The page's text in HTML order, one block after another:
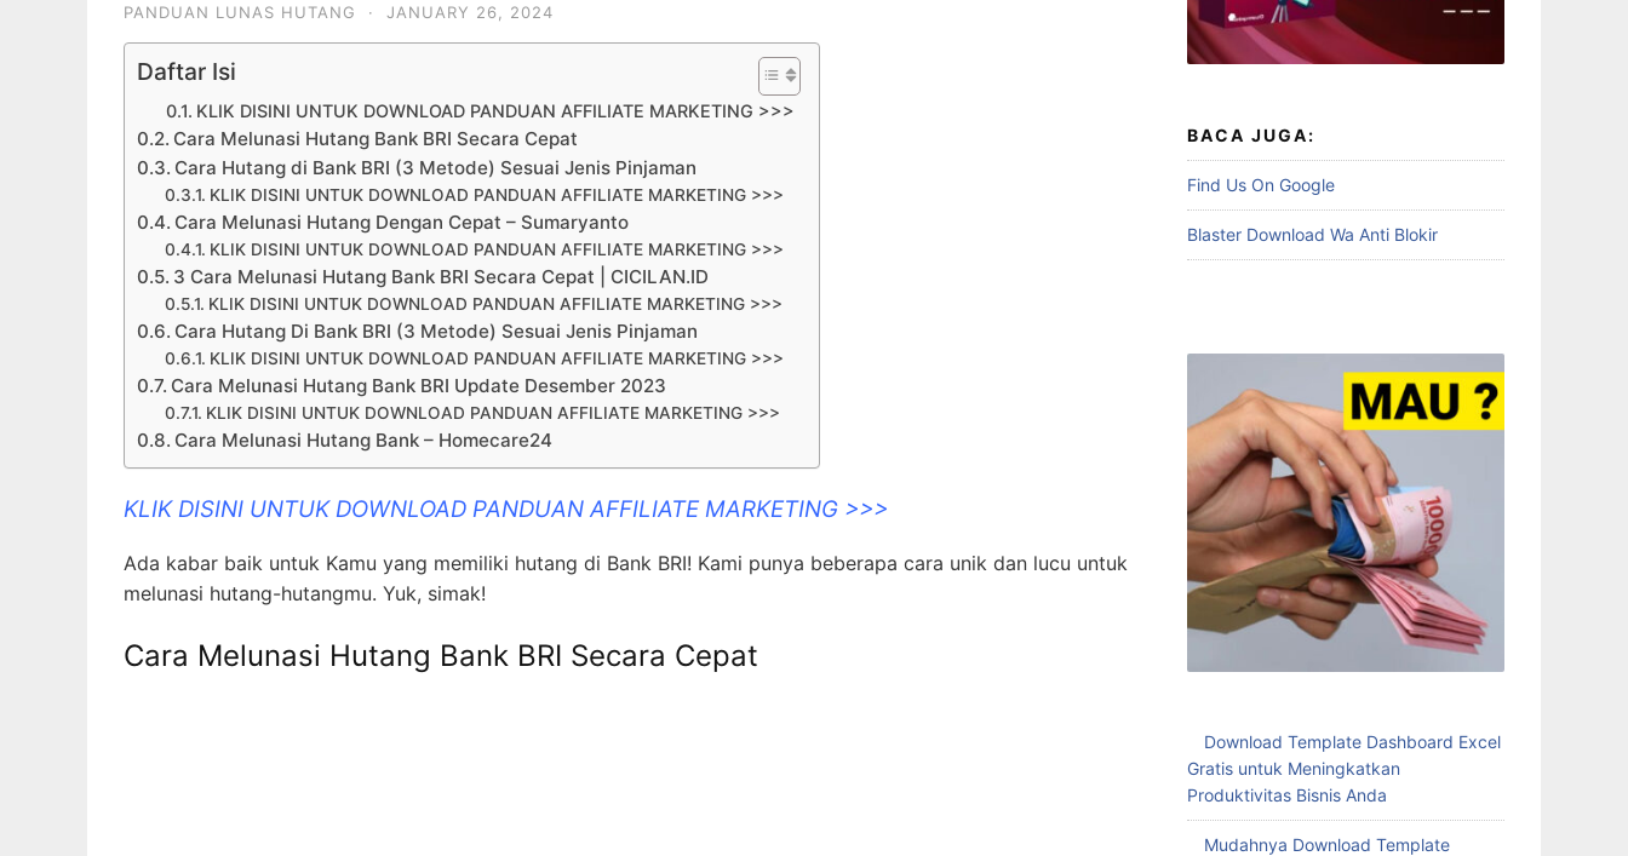
PANDUAN LUNAS HUTANG · JANUARY 26, 2024
Daftar Isi
KLIK DISINI UNTUK DOWNLOAD PANDUAN AFFILIATE MARKETING >>>
Cara Melunasi Hutang Bank BRI Secara Cepat
Cara Hutang di Bank BRI (3 Metode) Sesuai Jenis Pinjaman
KLIK DISINI UNTUK DOWNLOAD PANDUAN AFFILIATE MARKETING >>>
Cara Melunasi Hutang Dengan Cepat – Sumaryanto
KLIK DISINI UNTUK DOWNLOAD PANDUAN AFFILIATE MARKETING >>>
3 Cara Melunasi Hutang Bank BRI Secara Cepat | CICILAN.ID
KLIK DISINI UNTUK DOWNLOAD PANDUAN AFFILIATE MARKETING >>>
Cara Hutang Di Bank BRI (3 Metode) Sesuai Jenis Pinjaman
KLIK DISINI UNTUK DOWNLOAD PANDUAN AFFILIATE MARKETING >>>
Cara Melunasi Hutang Bank BRI Update Desember 2023
KLIK DISINI UNTUK DOWNLOAD PANDUAN AFFILIATE MARKETING >>>
Cara Melunasi Hutang Bank – Homecare24
KLIK DISINI UNTUK DOWNLOAD PANDUAN AFFILIATE MARKETING >>>
Ada kabar baik untuk Kamu yang memiliki hutang di Bank BRI! Kami punya beberapa cara unik dan lucu untuk
melunasi hutang-hutangmu. Yuk, simak!
Cara Melunasi Hutang Bank BRI Secara Cepat
BACA JUGA:
Find Us On Google
Blaster Download Wa Anti Blokir
Download Template Dashboard Excel
Gratis untuk Meningkatkan
Produktivitas Bisnis Anda
Mudahnya Download Template